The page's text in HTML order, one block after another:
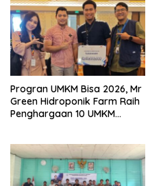
Progran UMKM Bisa 2026, Mr
Green Hidroponik Farm Raih
Penghargaan 10 UMKM